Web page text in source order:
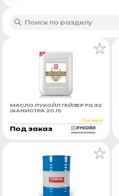
МАСЛО ЛУКОЙЛ ГЕЙЗЕР FG 32
(КАНИСТРА 20 Л)
Под заказ
Под заказ